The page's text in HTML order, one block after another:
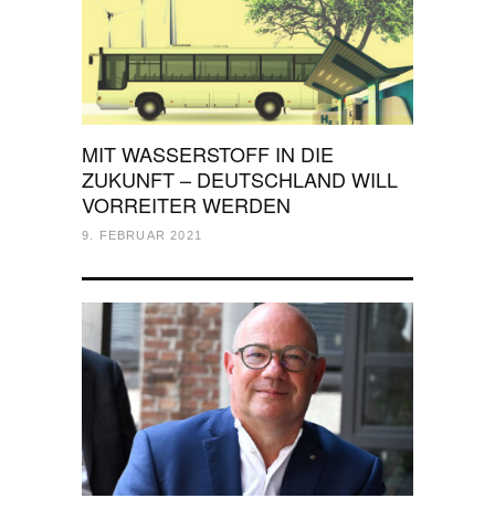
MIT WASSERSTOFF IN DIE
ZUKUNFT – DEUTSCHLAND WILL
VORREITER WERDEN
9. FEBRUAR 2021